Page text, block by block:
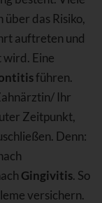
das Risiko,
auftreten und
Eine
führen.
Ihr
Zeitpunkt,
Denn:
Gingivitis. So
versichern.